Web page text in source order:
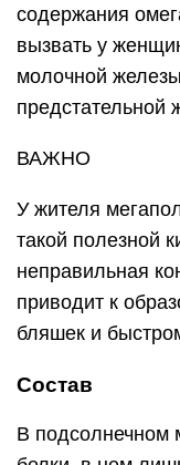
содержания
вызвать у
молочной
предстательной
ВАЖНО
У жителя
такой полезной
неправильная
приводит к
бляшек и
Состав
В подсолнечном